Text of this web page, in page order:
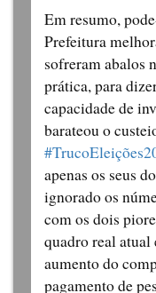
Em resumo,
Prefeitura
sofreram abalos
prática, para
capacidade de
barateou o
apenas os seus
ignorado os
com os dois
quadro real atual
aumento do
pagamento de